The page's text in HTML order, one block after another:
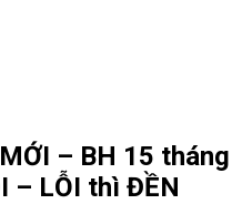
– BH 15 tháng
– LỖI thì ĐỀN